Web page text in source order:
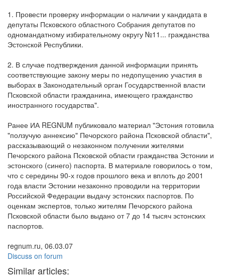
1. Провести проверку информации о наличии у кандидата в
депутаты Псковского областного Собрания депутатов по
одномандатному избирательному округу №11... гражданства
Эстонской Республики.
2. В случае подтверждения данной информации принять
соответствующие закону меры по недопущению участия в
выборах в Законодательный орган Государственной власти
Псковской области гражданина, имеющего гражданство
иностранного государства".
Ранее ИА REGNUM публиковало материал "Эстония готовила
"ползучую аннексию" Печорского района Псковской области",
рассказывающий о незаконном получении жителями
Печорского района Псковской области гражданства Эстонии и
эстонского (синего) паспорта. В материале говорилось о том,
что с середины 90-х годов прошлого века и вплоть до 2001
года власти Эстонии незаконно проводили на территории
Российской Федерации выдачу эстонских паспортов. По
оценкам экспертов, только жителям Печорского района
Псковской области было выдано от 7 до 14 тысяч эстонских
паспортов.
regnum.ru, 06.03.07
Discuss on forum
Similar articles: